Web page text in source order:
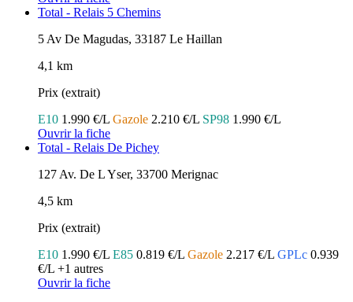
Total - Relais 5 Chemins
5 Av De Magudas, 33187 Le Haillan
4,1 km
Prix (extrait)
E10 1.990 €/L Gazole 2.210 €/L SP98 1.990 €/L
Ouvrir la fiche
Total - Relais De Pichey
127 Av. De L Yser, 33700 Merignac
4,5 km
Prix (extrait)
E10 1.990 €/L E85 0.819 €/L Gazole 2.217 €/L GPLc 0.939
€/L +1 autres
Ouvrir la fiche